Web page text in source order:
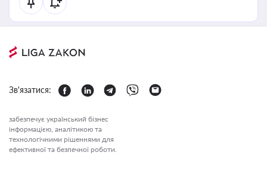
Зв'язатися:
забезпечує український бізнес
інформацією, аналітикою та
технологічними рішеннями для
ефективної та безпечної роботи.